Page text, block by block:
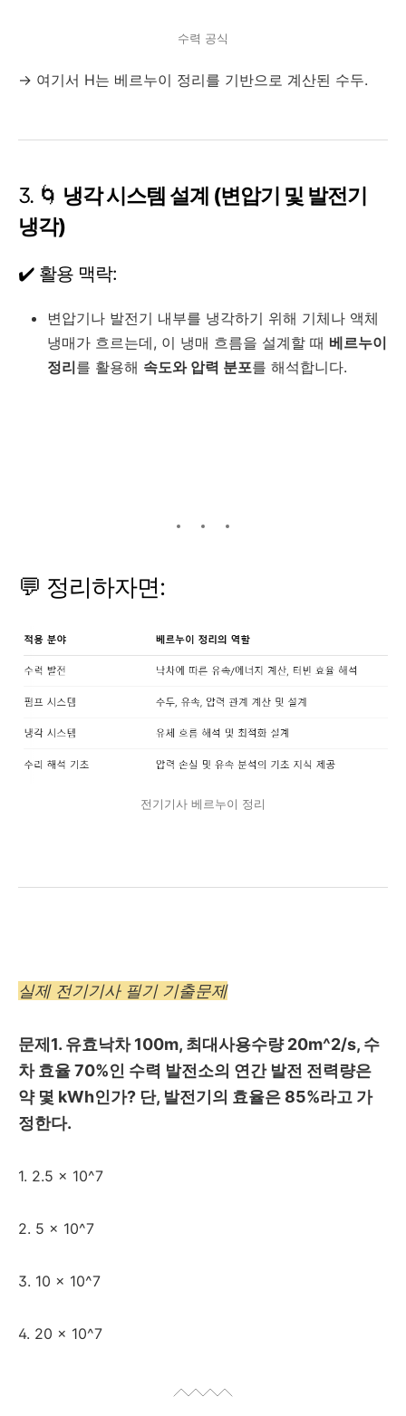
수력 공식
→ 여기서 H는 베르누이 정리를 기반으로 계산된 수두.
3. 🌀 냉각 시스템 설계 (변압기 및 발전기
냉각)
✔️ 활용 맥락:
변압기나 발전기 내부를 냉각하기 위해 기체나 액체
냉매가 흐르는데, 이 냉매 흐름을 설계할 때 베르누이
정리를 활용해 속도와 압력 분포를 해석합니다.
💬 정리하자면:
전기기사 베르누이 정리
실제 전기기사 필기 기출문제
문제1. 유효낙차 100m, 최대사용수량 20m^2/s, 수
차 효율 70%인 수력 발전소의 연간 발전 전력량은
약 몇 kWh인가? 단, 발전기의 효율은 85%라고 가
정한다.
1. 2.5 x 10^7
2. 5 x 10^7
3. 10 x 10^7
4. 20 x 10^7